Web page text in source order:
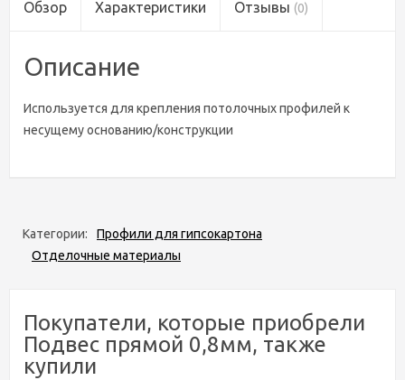
Обзор Характеристики Отзывы (0)
Описание
Используется для крепления потолочных профилей к
несущему основанию/конструкции
Категории:
Профили для гипсокартона
Отделочные материалы
Покупатели, которые приобрели
Подвес прямой 0,8мм, также
купили